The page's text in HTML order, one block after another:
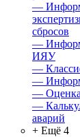
—
сбросов
—
ИЯУ
—
—
—
—
аварий
+ Ещё 4